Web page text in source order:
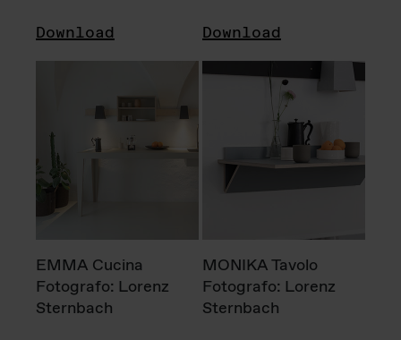
Download Download
EMMA Cucina
Fotografo: Lorenz
Sternbach
MONIKA Tavolo
Fotografo: Lorenz
Sternbach